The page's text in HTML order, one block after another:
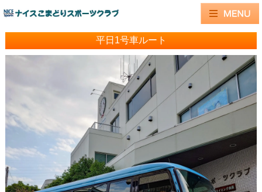
平日1号車ルート